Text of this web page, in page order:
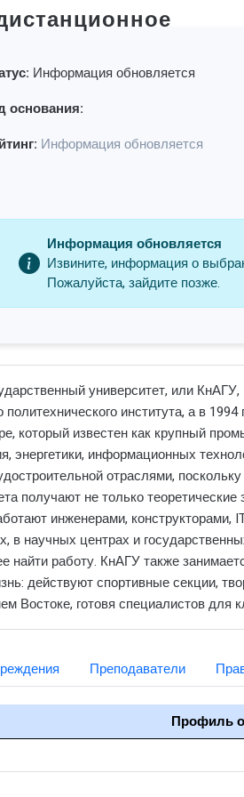
Информация обновляется
основания:
Информация обновляется
Информация обновляется
Извините, информация о
Пожалуйста, зайдите позже.
университет, или
института, а в
который известен как крупный
энергетики, информационных
отраслями,
получают не только
инженерами,
в научных центрах и
найти работу. КнАГУ также
действуют спортивные секции,
Востоке, готовя специалистов для
Преподаватели
Профиль